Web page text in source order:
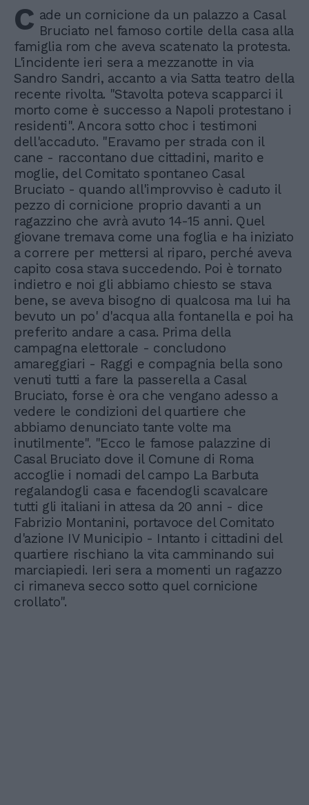
C ade un cornicione da un palazzo a Casal
Bruciato nel famoso cortile della casa alla
famiglia rom che aveva scatenato la protesta.
L'incidente ieri sera a mezzanotte in via
Sandro Sandri, accanto a via Satta teatro della
recente rivolta. "Stavolta poteva scapparci il
morto come è successo a Napoli protestano i
residenti". Ancora sotto choc i testimoni
dell'accaduto. "Eravamo per strada con il
cane - raccontano due cittadini, marito e
moglie, del Comitato spontaneo Casal
Bruciato - quando all'improvviso è caduto il
pezzo di cornicione proprio davanti a un
ragazzino che avrà avuto 14-15 anni. Quel
giovane tremava come una foglia e ha iniziato
a correre per mettersi al riparo, perché aveva
capito cosa stava succedendo. Poi è tornato
indietro e noi gli abbiamo chiesto se stava
bene, se aveva bisogno di qualcosa ma lui ha
bevuto un po' d'acqua alla fontanella e poi ha
preferito andare a casa. Prima della
campagna elettorale - concludono
amareggiari - Raggi e compagnia bella sono
venuti tutti a fare la passerella a Casal
Bruciato, forse è ora che vengano adesso a
vedere le condizioni del quartiere che
abbiamo denunciato tante volte ma
inutilmente". "Ecco le famose palazzine di
Casal Bruciato dove il Comune di Roma
accoglie i nomadi del campo La Barbuta
regalandogli casa e facendogli scavalcare
tutti gli italiani in attesa da 20 anni - dice
Fabrizio Montanini, portavoce del Comitato
d'azione IV Municipio - Intanto i cittadini del
quartiere rischiano la vita camminando sui
marciapiedi. Ieri sera a momenti un ragazzo
ci rimaneva secco sotto quel cornicione
crollato".